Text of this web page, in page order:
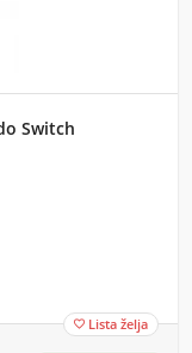
Switch
 Lista želja